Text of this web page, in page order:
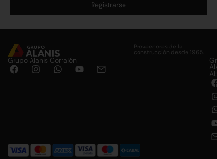
Registrarse
Proveedores de la
construcción desde 1965.
Grupo Alanis Corralón